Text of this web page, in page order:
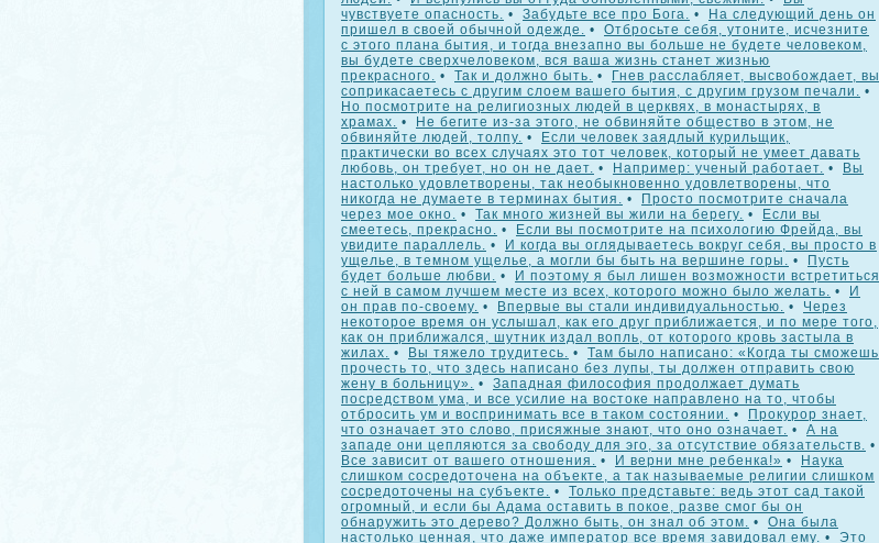
чувствуете опасность. • Забудьте все про Бога. •
На следующий день он
пришел в своей обычной одежде. • Отбросьте себя, утоните, исчезните
с этого плана бытия, и тогда внезапно вы больше не будете человеком,
вы будете сверхчеловеком, вся ваша жизнь станет жизнью
прекрасного. • Так и должно быть. •
Гнев расслабляет, высвобождает, вы
соприкасаетесь с другим слоем вашего бытия, с другим грузом печали. •
Но посмотрите на религиозных людей в церквях, в монастырях, в
храмах. •
Не бегите из-за этого, не обвиняйте общество в этом, не
обвиняйте людей, толпу. •
Если человек заядлый курильщик,
практически во всех случаях это тот человек, который не умеет давать
любовь, он требует, но он не дает. • Например: ученый работает. •
Вы
настолько удовлетворены, так необыкновенно удовлетворены, что
никогда не думаете в терминах бытия. •
Просто посмотрите сначала
через мое окно. • Так много жизней вы жили на берегу. •
Если вы
смеетесь, прекрасно. •
Если вы посмотрите на психологию Фрейда, вы
увидите параллель. •
И когда вы оглядываетесь вокруг себя, вы просто в
ущелье, в темном ущелье, а могли бы быть на вершине горы. •
Пусть
будет больше любви. •
И поэтому я был лишен возможности встретиться
с ней в самом лучшем месте из всех, которого можно было желать. •
И
он прав по-своему. • Впервые вы стали индивидуальностью. • Через
некоторое время он услышал, как его друг приближается, и по мере того,
как он приближался, шутник издал вопль, от которого кровь застыла в
жилах. • Вы тяжело трудитесь. • Там было написано: «Когда ты сможешь
прочесть то, что здесь написано без лупы, ты должен отправить свою
жену в больницу». • Западная философия продолжает думать
посредством ума, и все усилие на востоке направлено на то, чтобы
отбросить ум и воспринимать все в таком состоянии. •
Прокурор знает,
что означает это слово, присяжные знают, что оно означает. • А на
западе они цепляются за свободу для эго, за отсутствие обязательств. •
Все зависит от вашего отношения. • И верни мне ребенка!» •
Наука
слишком сосредоточена на объекте, а так называемые религии слишком
сосредоточены на субъекте. • Только представьте: ведь этот сад такой
огромный, и если бы Адама оставить в покое, разве смог бы он
обнаружить это дерево? Должно быть, он знал об этом. • Она была
настолько ценная, что даже император все время завидовал ему. • Это